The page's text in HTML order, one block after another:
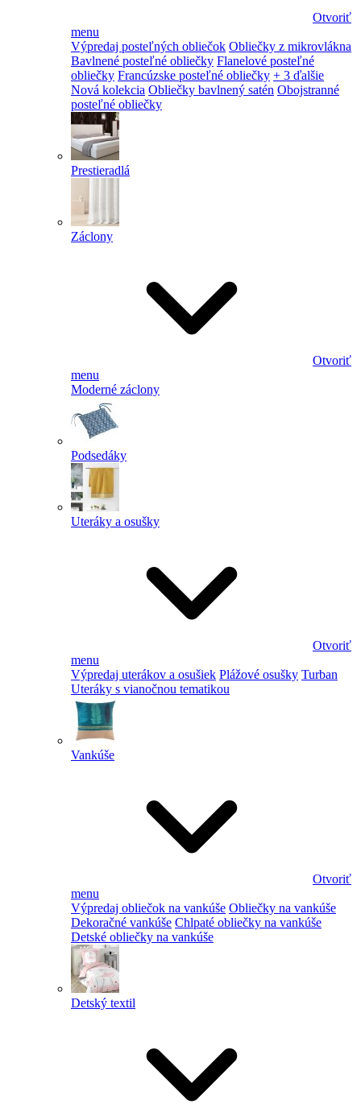
Otvoriť
menu
Výpredaj posteľných obliečok Obliečky z mikrovlákna
Bavlnené posteľné obliečky Flanelové posteľné
obliečky Francúzske posteľné obliečky + 3 ďalšie
Nová kolekcia Obliečky bavlnený satén Obojstranné
posteľné obliečky
Prestieradlá
Záclony
Otvoriť
menu
Moderné záclony
Podsedáky
Uteráky a osušky
Otvoriť
menu
Výpredaj uterákov a osušiek Plážové osušky Turban
Uteráky s vianočnou tematikou
Vankúše
Otvoriť
menu
Výpredaj obliečok na vankúše Obliečky na vankúše
Dekoračné vankúše Chlpaté obliečky na vankúše
Detské obliečky na vankúše
Detský textil